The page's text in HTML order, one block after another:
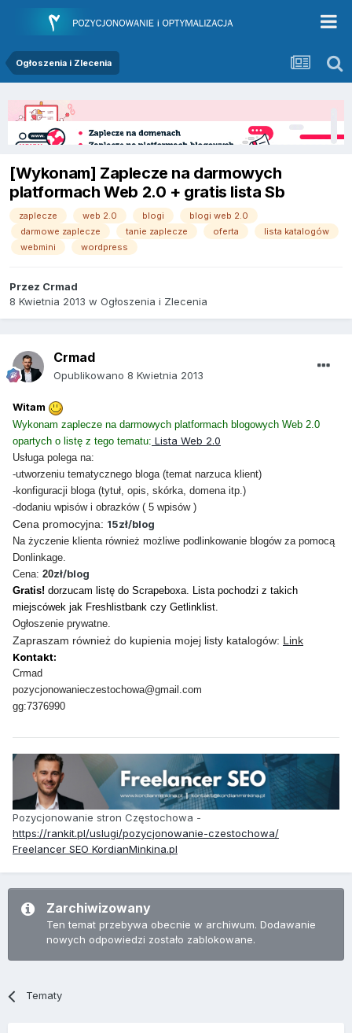
Ogłoszenia i Zlecenia
[Wykonam] Zaplecze na darmowych
platformach Web 2.0 + gratis lista Sb
zaplecze web 2.0 blogi
blogi web 2.0
darmowe zaplecze
tanie zaplecze oferta
lista katalogów
webmini
wordpress
Przez Crmad
8 Kwietnia 2013 w Ogłoszenia i Zlecenia
Crmad
Opublikowano 8 Kwietnia 2013
Witam
Wykonam zaplecze na darmowych platformach blogowych Web 2.0
opartych o listę z tego tematu: Lista Web 2.0
Usługa polega na:
-utworzeniu tematycznego bloga (temat narzuca klient)
-konfiguracji bloga (tytuł, opis, skórka, domena itp.)
-dodaniu wpisów i obrazków ( 5 wpisów )
Cena promocyjna: 15zł/blog
Na życzenie klienta również możliwe podlinkowanie blogów za pomocą
Donlinkage.
Cena: 20zł/blog
Gratis! dorzucam listę do Scrapeboxa. Lista pochodzi z takich
miejscówek jak Freshlistbank czy Getlinklist.
Ogłoszenie prywatne.
Zapraszam również do kupienia mojej listy katalogów: Link
Kontakt:
Crmad
pozycjonowanieczestochowa@gmail.com
gg:7376990
Pozycjonowanie stron Częstochowa -
https://rankit.pl/uslugi/pozycjonowanie-czestochowa/
Freelancer SEO KordianMinkina.pl
Zarchiwizowany
Ten temat przebywa obecnie w archiwum. Dodawanie
nowych odpowiedzi zostało zablokowane.
Tematy